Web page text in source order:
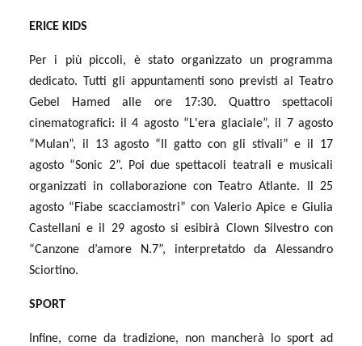
ERICE KIDS
Per i più piccoli, è stato organizzato un programma
dedicato. Tutti gli appuntamenti sono previsti al Teatro
Gebel Hamed alle ore 17:30. Quattro spettacoli
cinematografici: il 4 agosto “L'era glaciale”, il 7 agosto
“Mulan”, il 13 agosto “Il gatto con gli stivali” e il 17
agosto “Sonic 2”. Poi due spettacoli teatrali e musicali
organizzati in collaborazione con Teatro Atlante. Il 25
agosto “Fiabe scacciamostri” con Valerio Apice e Giulia
Castellani e il 29 agosto si esibirà Clown Silvestro con
“Canzone d’amore N.7”, interpretatdo da Alessandro
Sciortino.
SPORT
Infine, come da tradizione, non mancherà lo sport ad